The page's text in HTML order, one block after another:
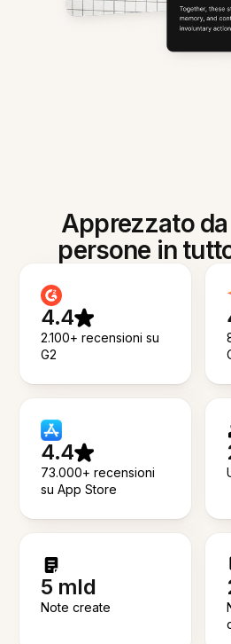
Apprezzato
persone in
4.4
2.100+ recensioni su
G2
4.4
73.000+ recensioni
su App Store
5 mld
Note create